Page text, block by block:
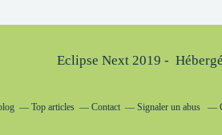
Eclipse Next 2019 -
Top articles Contact Signaler un abus